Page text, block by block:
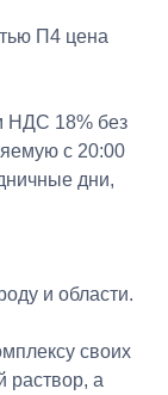
П4 цена
НДС 18% без
с 20:00
дни,
и области.
своих
раствор, а